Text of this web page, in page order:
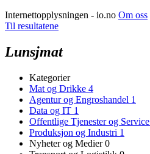
Internettopplysningen - io.no Om oss
Til resultatene
Lunsjmat
Kategorier
Mat og Drikke 4
Agentur og Engroshandel 1
Data og IT 1
Offentlige Tjenester og Service
Produksjon og Industri 1
Nyheter og Medier0